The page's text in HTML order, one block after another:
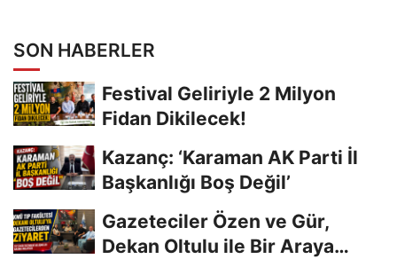
SON HABERLER
Festival Geliriyle 2 Milyon
Fidan Dikilecek!
Kazanç: ‘Karaman AK Parti İl
Başkanlığı Boş Değil’
Gazeteciler Özen ve Gür,
Dekan Oltulu ile Bir Araya